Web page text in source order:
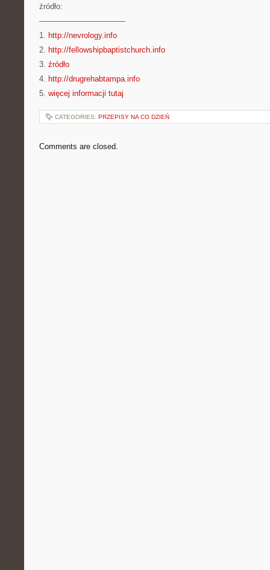
źródło:
———————————
1. http://nevrology.info
2. http://fellowshipbaptistchurch.info
3. źródło
4. http://drugrehabtampa.info
5. więcej informacji tutaj
CATEGORIES: PRZEPISY NA CO DZIEŃ
Comments are closed.